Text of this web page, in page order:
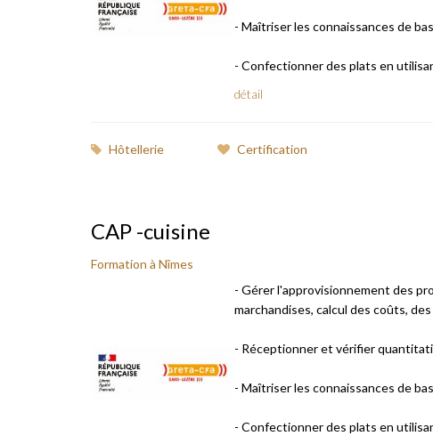
- Maîtriser les connaissances de
- Confectionner des plats en
détail
Hôtellerie Certification
CAP -cuisine
Formation à Nîmes
- Gérer l'approvisionnement des
marchandises, calcul des coûts,
- Réceptionner et vérifier
- Maîtriser les connaissances de
- Confectionner des plats en